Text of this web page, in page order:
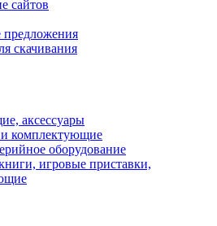
сайтов
скачивания
аксессуары
комплектующие
оборудование
игровые приставки,